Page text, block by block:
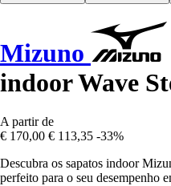
Mizuno
indoor Wave
A partir de
€ 170,00 € 113,35 -33%
Descubra os sapatos indoor
perfeito para o seu desempenho